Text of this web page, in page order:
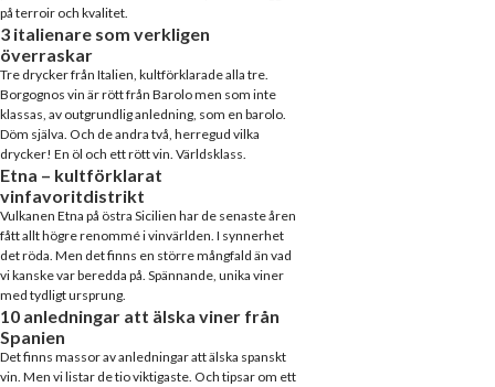
på terroir och kvalitet.
3 italienare som verkligen
överraskar
Tre drycker från Italien, kultförklarade alla tre.
Borgognos vin är rött från Barolo men som inte
klassas, av outgrundlig anledning, som en barolo.
Döm själva. Och de andra två, herregud vilka
drycker! En öl och ett rött vin. Världsklass.
Etna – kultförklarat
vinfavoritdistrikt
Vulkanen Etna på östra Sicilien har de senaste åren
fått allt högre renommé i vinvärlden. I synnerhet
det röda. Men det finns en större mångfald än vad
vi kanske var beredda på. Spännande, unika viner
med tydligt ursprung.
10 anledningar att älska viner från
Spanien
Det finns massor av anledningar att älska spanskt
vin. Men vi listar de tio viktigaste. Och tipsar om ett